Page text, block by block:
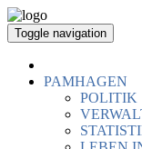
Toggle navigation
PAMHAGEN
POLITIK